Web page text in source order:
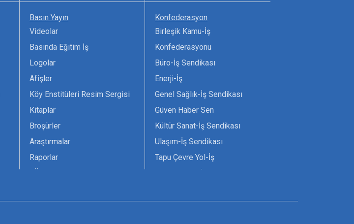
Basın Yayın
Videolar
Basında Eğitim İş
Logolar
Afişler
Köy Enstitüleri Resim Sergisi
Kitaplar
Broşürler
Araştırmalar
Raporlar
Konfederasyon
Birleşik Kamu-İş
Konfederasyonu
Büro-İş Sendikası
Enerji-İş
Genel Sağlık-İş Sendikası
Güven Haber Sen
Kültür Sanat-İş Sendikası
Ulaşım-İş Sendikası
Tapu Çevre Yol-İş